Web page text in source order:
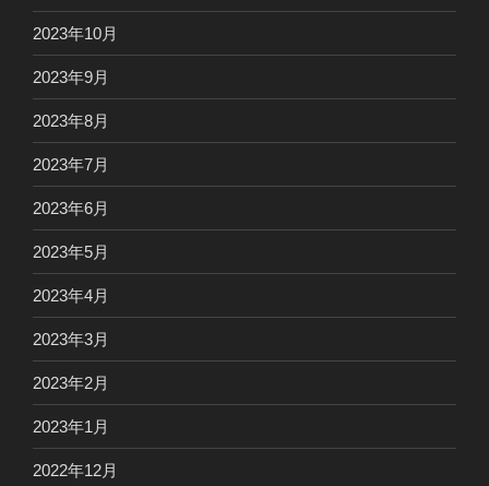
2023年10月
2023年9月
2023年8月
2023年7月
2023年6月
2023年5月
2023年4月
2023年3月
2023年2月
2023年1月
2022年12月